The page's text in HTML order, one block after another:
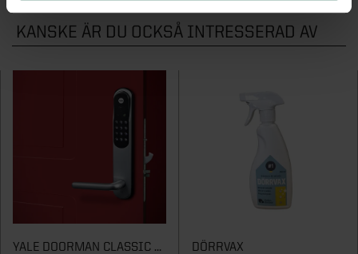
KANSKE ÄR DU OCKSÅ INTRESSERAD AV
YALE DOORMAN CLASSIC HOME SILVER DÖRRVAX